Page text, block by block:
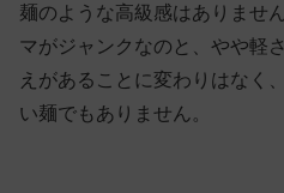
麺のような高級感はありませ
マがジャンクなのと、やや軽
えがあることに変わりはなく
い麺でもありません。